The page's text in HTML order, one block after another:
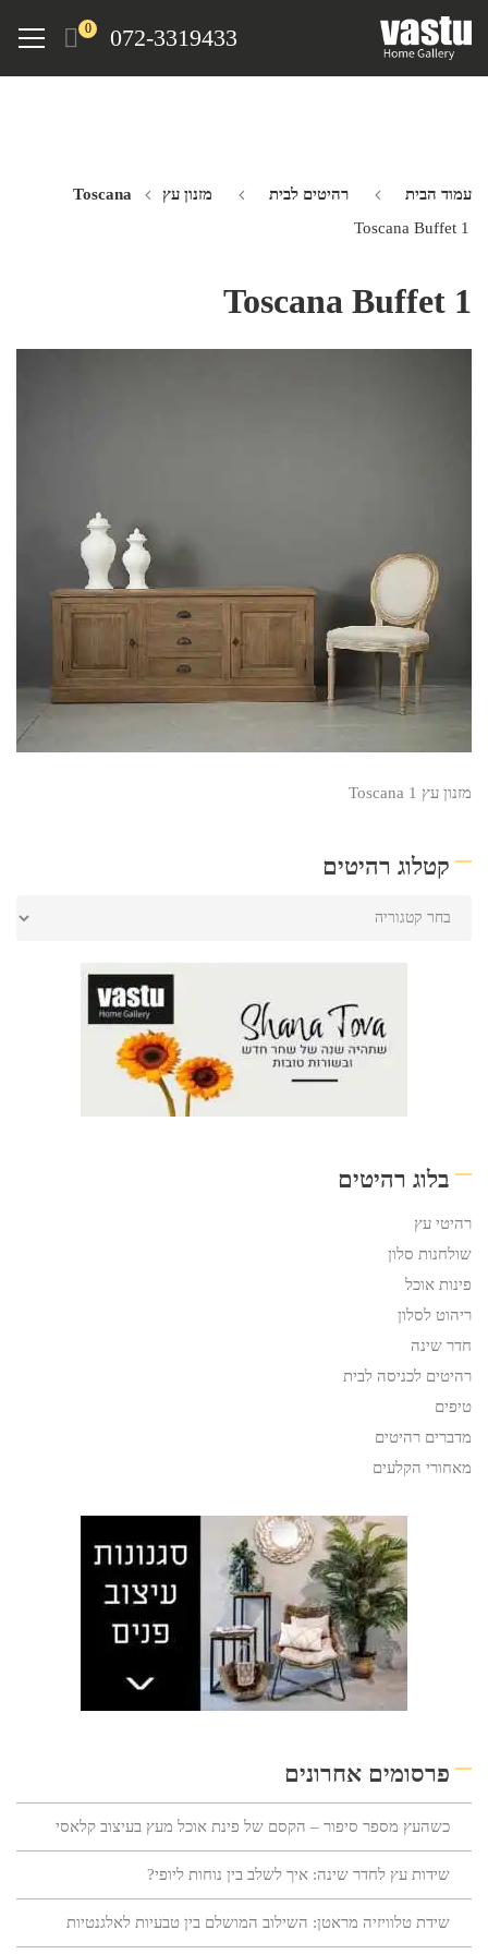
072-3319433
0
Menu
עמוד הבית רהיטים לבית
מזנון עץ Toscana
Toscana Buffet 1
Toscana Buffet 1
מזנון עץ Toscana 1
קטלוג רהיטים
בלוג רהיטים
רהיטי עץ
שולחנות סלון
פינות אוכל
ריהוט לסלון
חדר שינה
רהיטים לכניסה לבית
טיפים
מדברים רהיטים
מאחורי הקלעים
פרסומים אחרונים
כשהעץ מספר סיפור – הקסם של פינת אוכל מעץ בעיצוב קלאסי
שידות עץ לחדר שינה: איך לשלב בין נוחות ליופי?
שידת טלוויזיה מראטן: השילוב המושלם בין טבעיות לאלגנטיות